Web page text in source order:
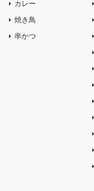
カレー
焼き鳥
串かつ